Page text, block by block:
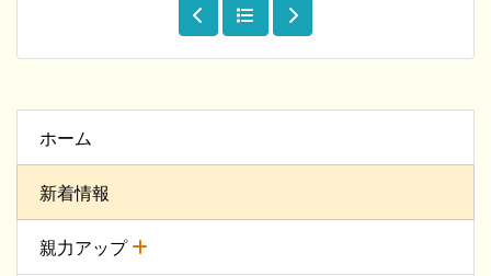
ホーム
新着情報
親力アップ